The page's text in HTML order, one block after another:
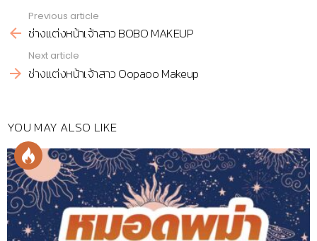
more
Previous article
ช่างแต่งหน้าเจ้าสาว BOBO MAKEUP
Next article
ช่างแต่งหน้าเจ้าสาว Oopaoo Makeup
YOU MAY ALSO LIKE